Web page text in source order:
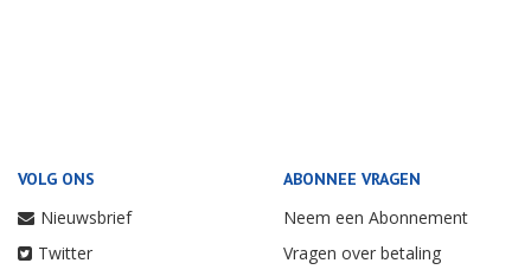
VOLG ONS
Nieuwsbrief
Twitter
ABONNEE VRAGEN
Neem een Abonnement
Vragen over betaling